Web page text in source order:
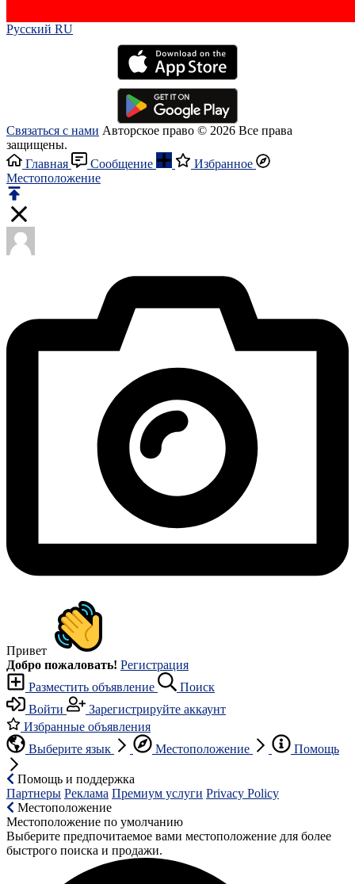
Русский RU‎
Связаться с нами Авторское право © 2026 Все права
защищены.
Главная
Сообщение
Избранное
Местоположение
Привет
Добро пожаловать! Регистрация
Разместить объявление
Поиск
Войти
Зарегистрируйте аккаунт
Избранные объявления
Выберите язык
Местоположение Помощь
Помощь и поддержка
Партнеры Реклама Премиум услуги Privacy Policy
Местоположение
Местоположение по умолчанию
Выберите предпочитаемое вами местоположение для более
быстрого поиска и продажи.